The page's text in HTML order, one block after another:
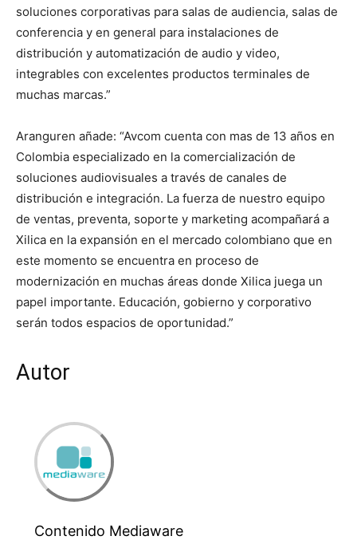
soluciones corporativas para salas de audiencia, salas de
conferencia y en general para instalaciones de
distribución y automatización de audio y video,
integrables con excelentes productos terminales de
muchas marcas.”
Aranguren añade: “Avcom cuenta con mas de 13 años en
Colombia especializado en la comercialización de
soluciones audiovisuales a través de canales de
distribución e integración. La fuerza de nuestro equipo
de ventas, preventa, soporte y marketing acompañará a
Xilica en la expansión en el mercado colombiano que en
este momento se encuentra en proceso de
modernización en muchas áreas donde Xilica juega un
papel importante. Educación, gobierno y corporativo
serán todos espacios de oportunidad.”
Autor
Contenido Mediaware